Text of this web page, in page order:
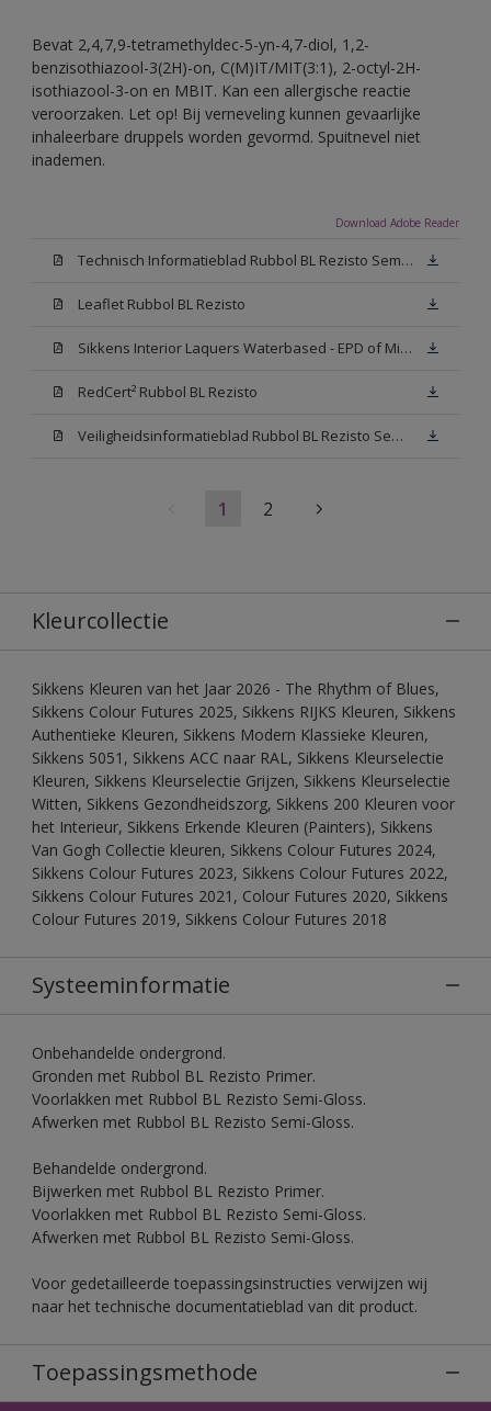
Bevat 2,4,7,9-tetramethyldec-5-yn-4,7-diol, 1,2-
benzisothiazool-3(2H)-on, C(M)IT/MIT(3:1), 2-octyl-2H-
isothiazool-3-on en MBIT. Kan een allergische reactie
veroorzaken. Let op! Bij verneveling kunnen gevaarlijke
inhaleerbare druppels worden gevormd. Spuitnevel niet
inademen.
Download Adobe Reader
Technisch Informatieblad Rubbol BL Rezisto Semi-Gloss (New Livery) (PDF)
Leaflet Rubbol BL Rezisto
Sikkens Interior Laquers Waterbased - EPD of Milieuproductverklaring
RedCert² Rubbol BL Rezisto
Veiligheidsinformatieblad Rubbol BL Rezisto Semi-Gloss N00 (MSDS)
1 2
Kleurcollectie
Sikkens Kleuren van het Jaar 2026 - The Rhythm of Blues,
Sikkens Colour Futures 2025, Sikkens RIJKS Kleuren, Sikkens
Authentieke Kleuren, Sikkens Modern Klassieke Kleuren,
Sikkens 5051, Sikkens ACC naar RAL, Sikkens Kleurselectie
Kleuren, Sikkens Kleurselectie Grijzen, Sikkens Kleurselectie
Witten, Sikkens Gezondheidszorg, Sikkens 200 Kleuren voor
het Interieur, Sikkens Erkende Kleuren (Painters), Sikkens
Van Gogh Collectie kleuren, Sikkens Colour Futures 2024,
Sikkens Colour Futures 2023, Sikkens Colour Futures 2022,
Sikkens Colour Futures 2021, Colour Futures 2020, Sikkens
Colour Futures 2019, Sikkens Colour Futures 2018
Systeeminformatie
Onbehandelde ondergrond.
Gronden met Rubbol BL Rezisto Primer.
Voorlakken met Rubbol BL Rezisto Semi-Gloss.
Afwerken met Rubbol BL Rezisto Semi-Gloss.
Behandelde ondergrond.
Bijwerken met Rubbol BL Rezisto Primer.
Voorlakken met Rubbol BL Rezisto Semi-Gloss.
Afwerken met Rubbol BL Rezisto Semi-Gloss.
Voor gedetailleerde toepassingsinstructies verwijzen wij
naar het technische documentatieblad van dit product.
Toepassingsmethode